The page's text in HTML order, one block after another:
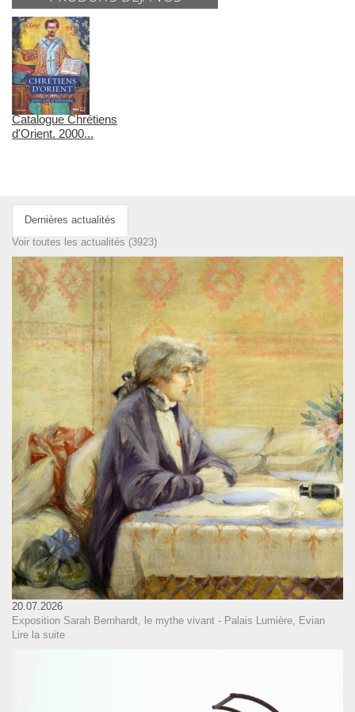
Catalogue Chrétiens
d'Orient. 2000...
Dernières actualités
Voir toutes les actualités (3923)
20.07.2026
Exposition Sarah Bernhardt, le mythe vivant - Palais Lumière, Evian
Lire la suite